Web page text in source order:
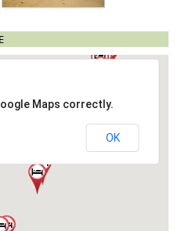
Maps correctly.
OK